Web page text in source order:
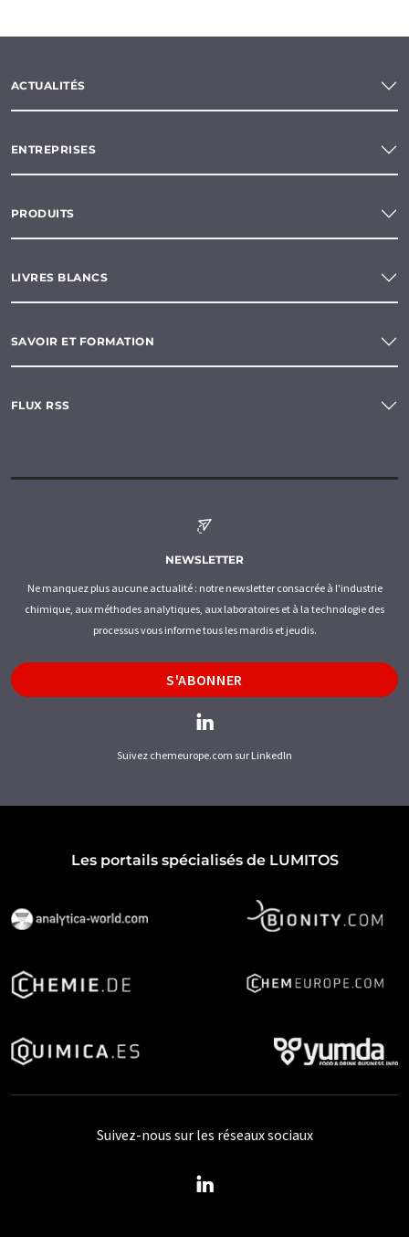
ACTUALITÉS
ENTREPRISES
PRODUITS
LIVRES BLANCS
SAVOIR ET FORMATION
FLUX RSS
NEWSLETTER
Ne manquez plus aucune actualité : notre newsletter consacrée à l'industrie
chimique, aux méthodes analytiques, aux laboratoires et à la technologie des
processus vous informe tous les mardis et jeudis.
S'ABONNER
Suivez chemeurope.com sur LinkedIn
Les portails spécialisés de LUMITOS
Suivez-nous sur les réseaux sociaux